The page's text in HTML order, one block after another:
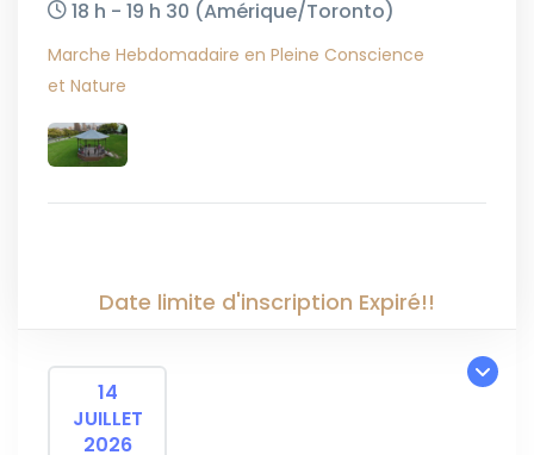
18 h - 19 h 30 (Amérique/Toronto)
Marche Hebdomadaire en Pleine Conscience
et Nature
Date limite d'inscription Expiré!!
14
JUILLET
2026